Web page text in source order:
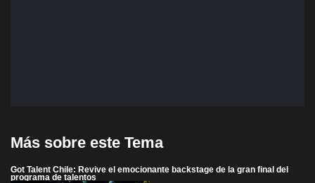
Más sobre este Tema
Got Talent Chile: Revive el emocionante backstage de la gran final del
programa de talentos